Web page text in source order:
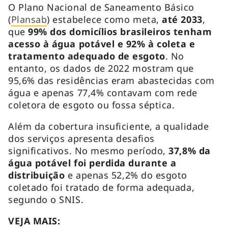
O Plano Nacional de Saneamento Básico
(Plansab) estabelece como meta,até 2033,
que 99% dos domicílios brasileiros tenham
acesso à água potável e 92% à coleta e
tratamento adequado de esgoto. No
entanto, os dados de 2022 mostram que
95,6% das residências eram abastecidas com
água e apenas 77,4% contavam com rede
coletora de esgoto ou fossa séptica.
Além da cobertura insuficiente, a qualidade
dos serviços apresenta desafios
significativos. No mesmo período,37,8% da
água potável foi perdida durante a
distribuição e apenas 52,2% do esgoto
coletado foi tratado de forma adequada,
segundo o SNIS.
VEJA MAIS: